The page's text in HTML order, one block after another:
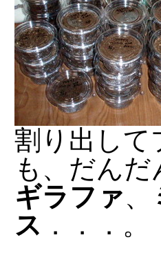
割り出して
も、だん
ギラファ、
ス ．．．。